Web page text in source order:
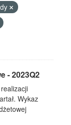
- 2023Q2
Wykaz